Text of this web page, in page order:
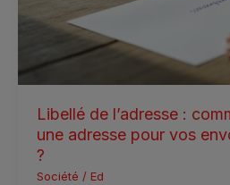
Libellé de l’adresse :
une adresse pour vos
?
Société / Ed
rédiger
une
adresse
envois
ou
formulaires
?